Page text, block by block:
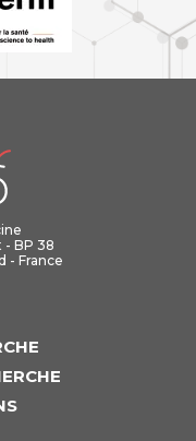
- BP 38
- France